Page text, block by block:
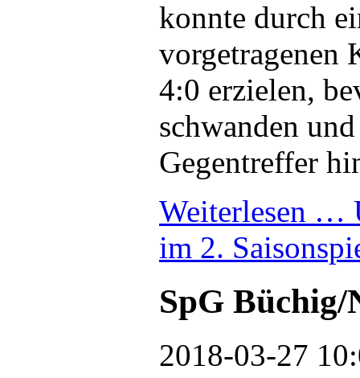
konnte durch
vorgetragenen
4:0 erzielen,
schwanden
Gegentreffer
Weiterlesen …
im 2.
SpG Büchig/
2018-03-27